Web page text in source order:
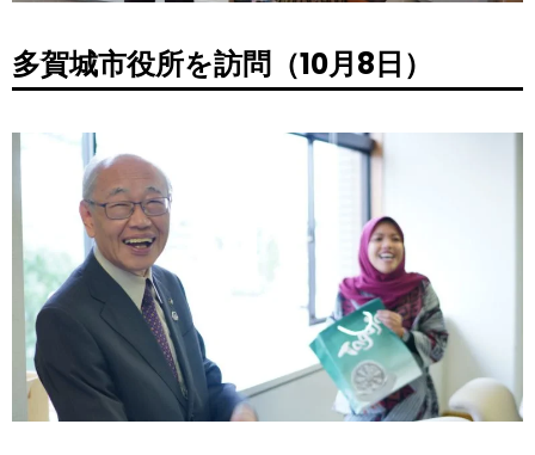
多賀城市役所を訪問（10月8日）